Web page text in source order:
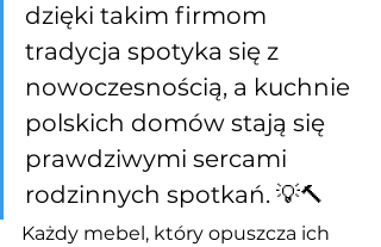
dzięki takim firmom
tradycja spotyka się z
nowoczesnością, a kuchnie
polskich domów stają się
prawdziwymi sercami
rodzinnych spotkań. 💡🔨
Każdy mebel, który opuszcza ich